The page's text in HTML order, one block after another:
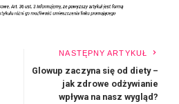
NASTĘPNY ARTYKUŁ
Glowup zaczyna się od diety –
jak zdrowe odżywianie
wpływa na nasz wygląd?